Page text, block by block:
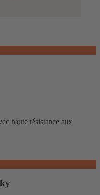
haute résistance aux